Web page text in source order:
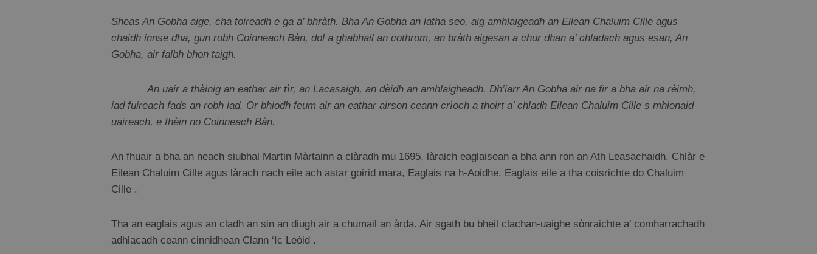
Sheas An Gobha aige, cha toireadh e ga a’ bhràth. Bha An Gobha an latha seo, aig amhlaigeadh an Eilean Chaluim Cille agus
chaidh innse dha, gun robh Coinneach Bàn, dol a ghabhail an cothrom, an bràth aigesan a chur dhan a’ chladach agus esan, An
Gobha, air falbh bhon taigh.
An uair a thàinig an eathar air tìr, an Lacasaigh, an dèidh an amhlaigheadh. Dh’iarr An Gobha air na fir a bha air na rèimh,
iad fuireach fads an robh iad. Or bhiodh feum air an eathar airson ceann crìoch a thoirt a’ chladh Eilean Chaluim Cille s mhionaid
uaireach, e fhèin no Coinneach Bàn.
An fhuair a bha an neach siubhal Martin Màrtainn a clàradh mu 1695, làraich eaglaisean a bha ann ron an Ath Leasachaidh. Chlàr e
Eilean Chaluim Cille agus làrach nach eile ach astar goirid mara, Eaglais na h-Aoidhe. Eaglais eile a tha coisrichte do Chaluim
Cille .
Tha an eaglais agus an cladh an sin an diugh air a chumail an àrda. Air sgath bu bheil clachan-uaighe sònraichte a’ comharrachadh
adhlacadh ceann cinnidhean Clann ‘Ic Leòid .